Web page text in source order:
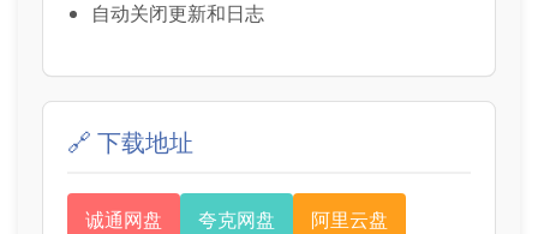
自动关闭更新和日志
🔗 下载地址
诚通网盘 夸克网盘
阿里云盘